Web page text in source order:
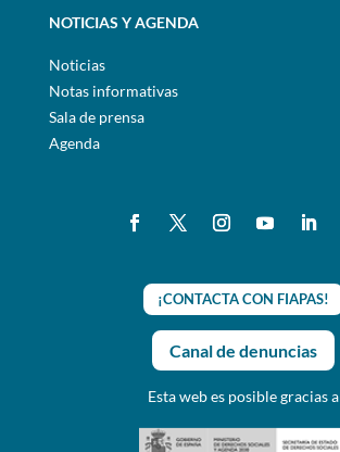
NOTICIAS Y AGENDA
Noticias
Notas informativas
Sala de prensa
Agenda
¡CONTACTA CON FIAPAS!
Canal de denuncias
Esta web es posible gracias a